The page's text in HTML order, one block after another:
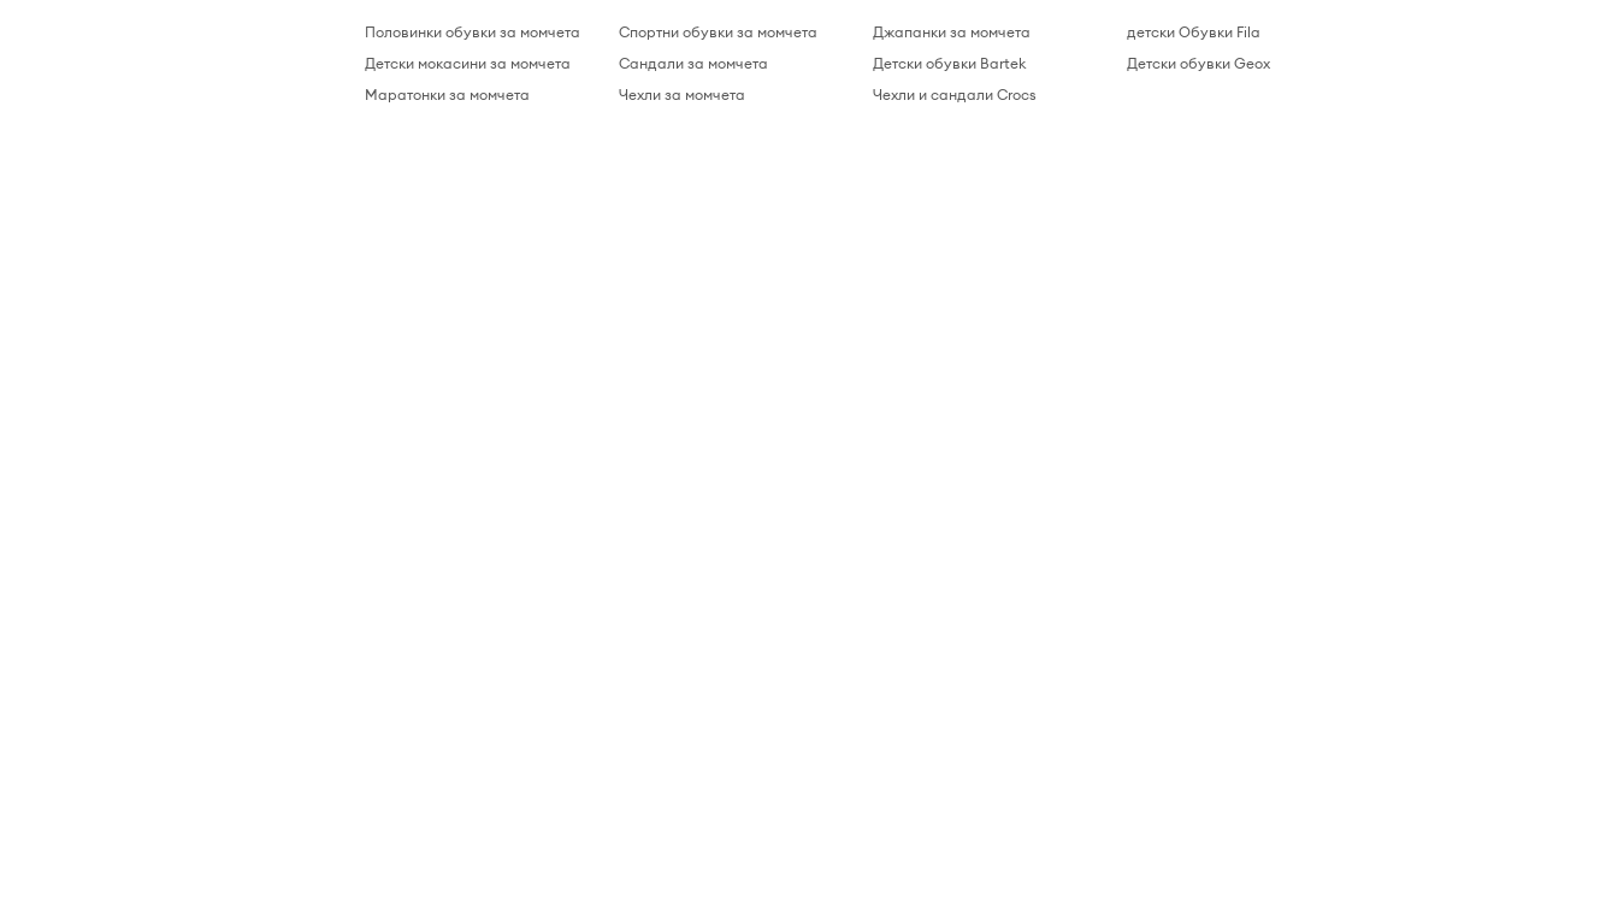
Половинки обувки за момчета
Детски мокасини за момчета
Маратонки за момчета
Спортни обувки за момчета
Сандали за момчета
Чехли за момчета
Джапанки за момчета
Детски обувки Bartek
Чехли и сандали Crocs
детски Обувки Fila
Детски обувки Geox